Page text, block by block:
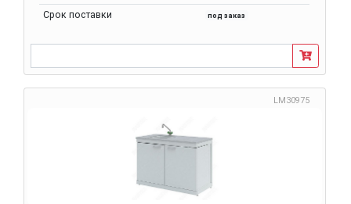
Срок поставки
под заказ
LM30975